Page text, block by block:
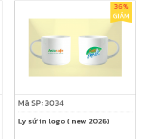
36%
GIẢM
Mã SP: 3034
Ly sứ in logo ( new 2026)